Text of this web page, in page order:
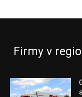
Firmy v